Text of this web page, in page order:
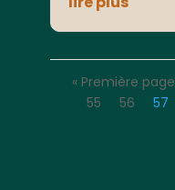
« Première page
55
56 57